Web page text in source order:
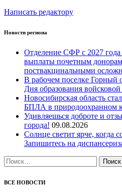
Написать редактору
Новости региона
Отделение СФР с 2027 года
выплаты почетным
поствакцинальными
В рабочем поселке Горный
Дня образования войсковой
Новосибирская область
БПЛА в природоохранном
Удивляешься доброте и
города! 09.08.2026
Солнце светит ярче, когда
Запишитесь на
Найти:
ВСЕ НОВОСТИ